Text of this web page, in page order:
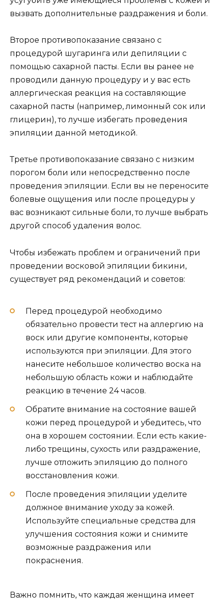
вызвать дополнительные раздражения и боли.
Второе противопоказание связано с
процедурой шугаринга или депиляции с
помощью сахарной пасты. Если вы ранее не
проводили данную процедуру и у вас есть
аллергическая реакция на составляющие
сахарной пасты (например, лимонный сок или
глицерин), то лучше избегать проведения
эпиляции данной методикой.
Третье противопоказание связано с низким
порогом боли или непосредственно после
проведения эпиляции. Если вы не переносите
болевые ощущения или после процедуры у
вас возникают сильные боли, то лучше выбрать
другой способ удаления волос.
Чтобы избежать проблем и ограничений при
проведении восковой эпиляции бикини,
существует ряд рекомендаций и советов:
Перед процедурой необходимо
обязательно провести тест на аллергию на
воск или другие компоненты, которые
используются при эпиляции. Для этого
нанесите небольшое количество воска на
небольшую область кожи и наблюдайте
реакцию в течение 24 часов.
Обратите внимание на состояние вашей
кожи перед процедурой и убедитесь, что
она в хорошем состоянии. Если есть какие-
либо трещины, сухость или раздражение,
лучше отложить эпиляцию до полного
восстановления кожи.
После проведения эпиляции уделите
должное внимание уходу за кожей.
Используйте специальные средства для
улучшения состояния кожи и снимите
возможные раздражения или
покраснения.
Важно помнить, что каждая женщина имеет